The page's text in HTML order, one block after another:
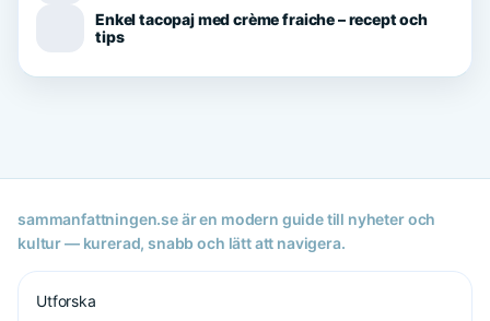
Enkel tacopaj med crème fraiche – recept och
tips
sammanfattningen.se är en modern guide till nyheter och
kultur — kurerad, snabb och lätt att navigera.
Utforska